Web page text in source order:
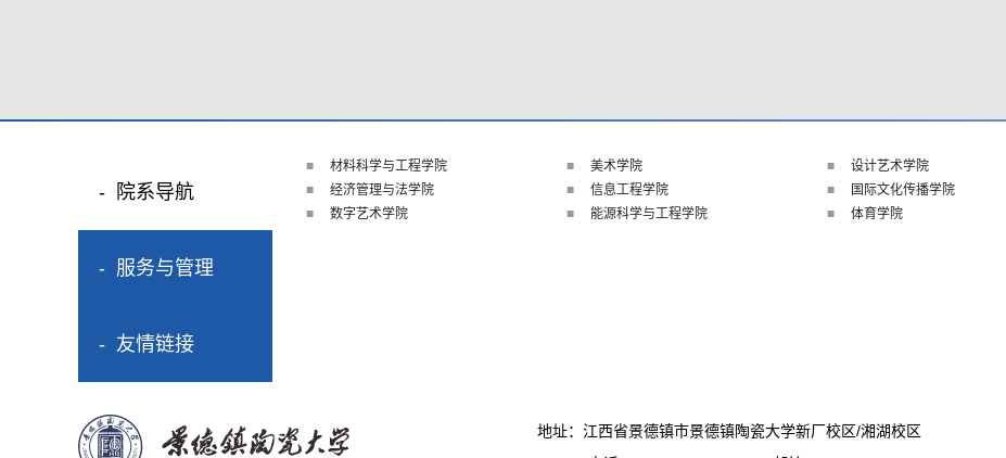
院系导航
服务与管理
友情链接
材料科学与工程学院 美术学院 设计艺术学院
经济管理与法学院
信息工程学院 国际文化传播学院
数字艺术学院
能源科学与工程学院 体育学院
地址：江西省景德镇市景德镇陶瓷大学新厂校区/湘湖校区